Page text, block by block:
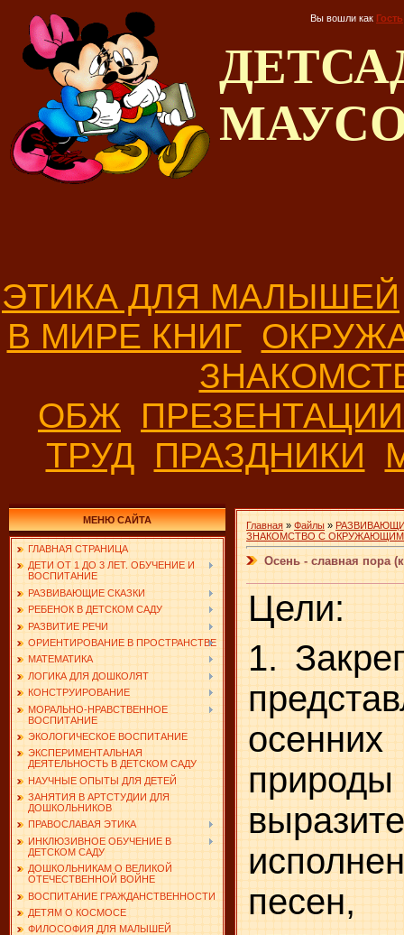
Вы вошли как Гость
ЭТИКА ДЛЯ МАЛЫШЕЙ
В МИРЕ КНИГ
ОБЖ
ТРУД ПРАЗДНИКИ
МЕНЮ САЙТА
ГЛАВНАЯ СТРАНИЦА
ДЕТИ ОТ 1 ДО 3 ЛЕТ. ОБУЧЕНИЕ И
ВОСПИТАНИЕ
РАЗВИВАЮЩИЕ СКАЗКИ
РЕБЕНОК В ДЕТСКОМ САДУ
РАЗВИТИЕ РЕЧИ
ОРИЕНТИРОВАНИЕ В ПРОСТРАНСТВЕ
МАТЕМАТИКА
ЛОГИКА ДЛЯ ДОШКОЛЯТ
КОНСТРУИРОВАНИЕ
МОРАЛЬНО-НРАВСТВЕННОЕ
ВОСПИТАНИЕ
ЭКОЛОГИЧЕСКОЕ ВОСПИТАНИЕ
ЭКСПЕРИМЕНТАЛЬНАЯ
ДЕЯТЕЛЬНОСТЬ В ДЕТСКОМ САДУ
НАУЧНЫЕ ОПЫТЫ ДЛЯ ДЕТЕЙ
ЗАНЯТИЯ В АРТСТУДИИ ДЛЯ
ДОШКОЛЬНИКОВ
ПРАВОСЛАВАЯ ЭТИКА
ИНКЛЮЗИВНОЕ ОБУЧЕНИЕ В
ДЕТСКОМ САДУ
ДОШКОЛЬНИКАМ О ВЕЛИКОЙ
ОТЕЧЕСТВЕННОЙ ВОЙНЕ
ВОСПИТАНИЕ ГРАЖДАНСТВЕННОСТИ
ДЕТЯМ О КОСМОСЕ
ФИЛОСОФИЯ ДЛЯ МАЛЫШЕЙ
Главная » Файлы »
ЗНАКОМСТВО С
Осень - славная пора
Цели:
1.